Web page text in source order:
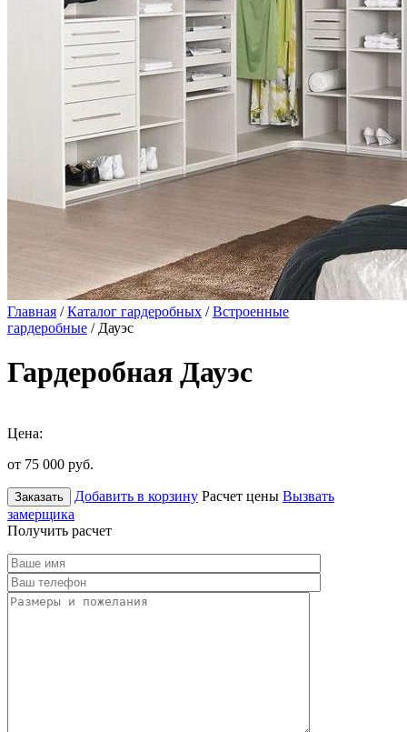
Главная /Каталог гардеробных /Встроенные
гардеробные / Дауэс
Гардеробная Дауэс
Цена:
от 75 000 руб.
Заказать Добавить в корзину Расчет цены Вызвать
замерщика
Получить расчет